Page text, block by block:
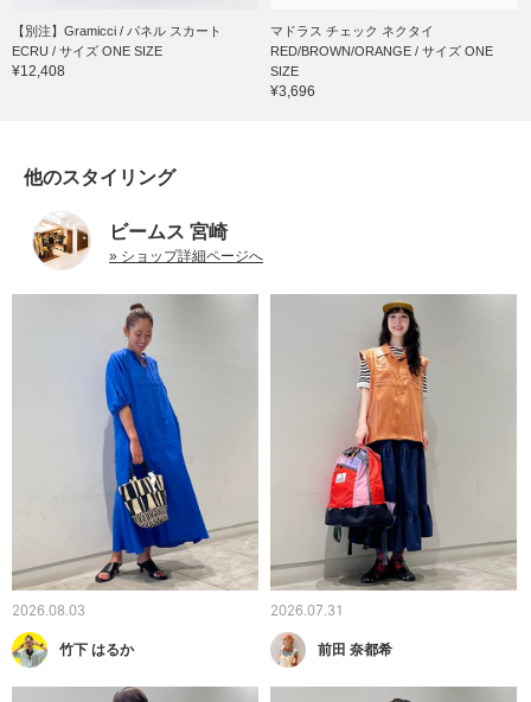
【別注】Gramicci / パネル スカート
ECRU / サイズ ONE SIZE
¥12,408
マドラス チェック ネクタイ
RED/BROWN/ORANGE / サイズ ONE
SIZE
¥3,696
他のスタイリング
ビームス 宮崎
» ショップ詳細ページへ
2026.08.03
竹下 はるか
2026.07.31
前田 奈都希